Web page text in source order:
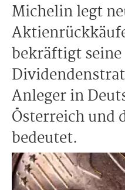
Michelin legt
bekräftigt seine
Anleger in
Österreich und
bedeutet.